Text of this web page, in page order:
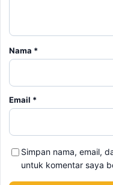
Nama *
Email *
Simpan nama, email,
untuk komentar saya